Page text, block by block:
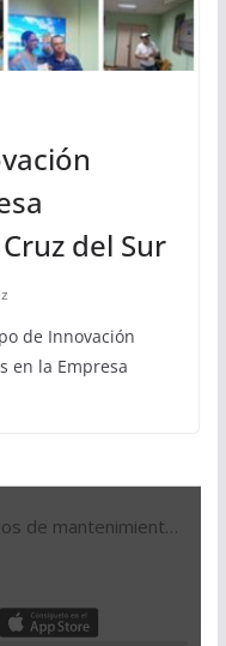
del Sur
de Innovación
en la Empresa